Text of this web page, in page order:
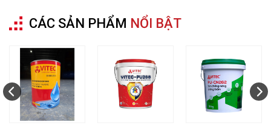
CÁC SẢN PHẨM NỔI BẬT